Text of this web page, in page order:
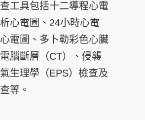
工具包括十二導程心電
心電圖、24小時心電
電圖、多卜勒彩色心臟
腦斷層（CT）、侵襲
生理學（EPS）檢查及
等。